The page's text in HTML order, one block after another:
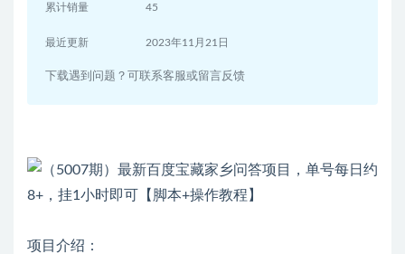
累计销量 45
最近更新 2023年11月21日
下载遇到问题？可联系客服或留言反馈
项目介绍：